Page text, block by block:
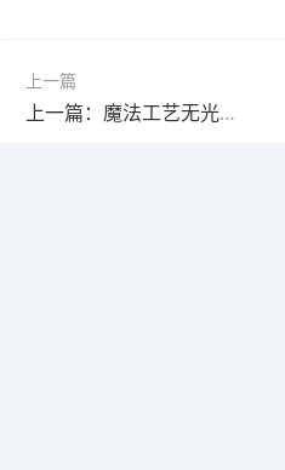
上一篇
上一篇：魔法工艺无光之杖搭配技巧：导航啃大瓜如何高效充能？